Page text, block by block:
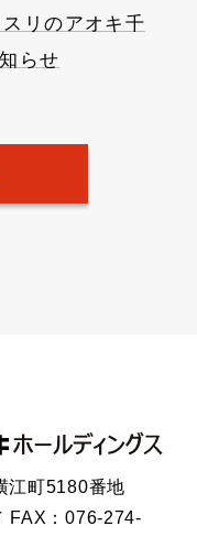
リのアオキ千
らせ
江町5180番地
FAX：076-274-